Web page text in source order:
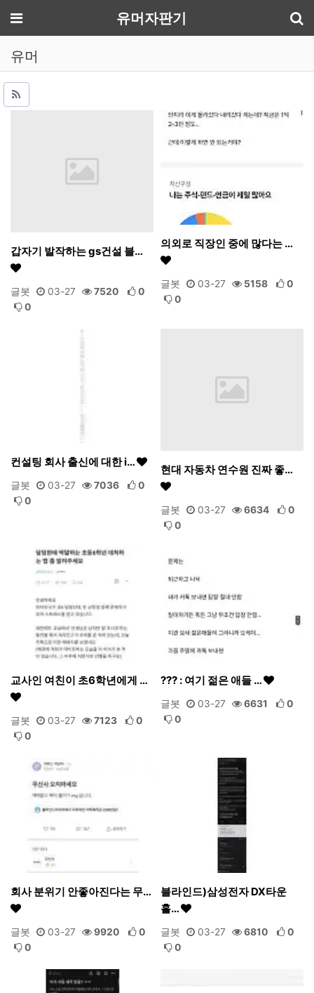
메뉴 유머자판기
유머
갑자기 발작하는 gs건설 블…
글봇 03-27 7520
0
0
의외로 직장인 중에 많다는 …
글봇 03-27 5158
0
0
컨설팅 회사 출신에 대한 i…
글봇 03-27 7036
0
0
현대 자동차 연수원 진짜 좋…
글봇 03-27 6634
0
0
교사인 여친이 초6학년에게 …
글봇 03-27 7123
0
0
??? : 여기 젊은 애들 …
글봇 03-27 6631
0
0
회사 분위기 안좋아진다는 무…
글봇 03-27 9920
0
0
블라인드)삼성전자 DX타운
홀…
글봇 03-27 6810
0
0